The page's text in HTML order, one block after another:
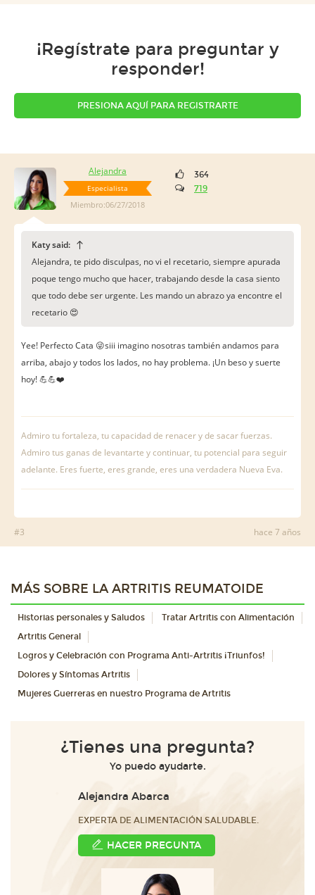
¡Regístrate para preguntar y
responder!
PRESIONA AQUÍ PARA REGISTRARTE
Alejandra
Especialista
Miembro:06/27/2018
364
719
Katy said:
Alejandra, te pido disculpas, no vi el recetario, siempre apurada
poque tengo mucho que hacer, trabajando desde la casa siento
que todo debe ser urgente. Les mando un abrazo ya encontre el
recetario 😍
Yee! Perfecto Cata 😜siii imagino nosotras también andamos para
arriba, abajo y todos los lados, no hay problema. ¡Un beso y suerte
hoy! 💪💪❤️
Admiro tu fortaleza, tu capacidad de renacer y de sacar fuerzas.
Admiro tus ganas de levantarte y continuar, tu potencial para seguir
adelante. Eres fuerte, eres grande, eres una verdadera Nueva Eva.
#3 hace 7 años
MÁS SOBRE LA ARTRITIS REUMATOIDE
Historias personales y Saludos
Tratar Artritis con Alimentación
Artritis General
Logros y Celebración con Programa Anti-Artritis ¡Triunfos!
Dolores y Síntomas Artritis
Mujeres Guerreras en nuestro Programa de Artritis
¿Tienes una pregunta?
Yo puedo ayudarte.
Alejandra Abarca
EXPERTA DE ALIMENTACIÓN SALUDABLE.
HACER PREGUNTA